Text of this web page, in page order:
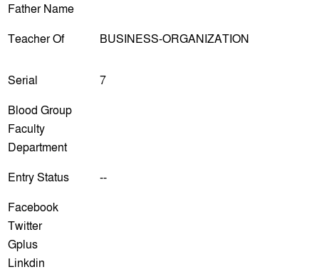
Father Name
Teacher Of
BUSINESS-ORGANIZATION
Serial
7
Blood Group
Faculty
Department
Entry Status
--
Facebook
Twitter
Gplus
Linkdin